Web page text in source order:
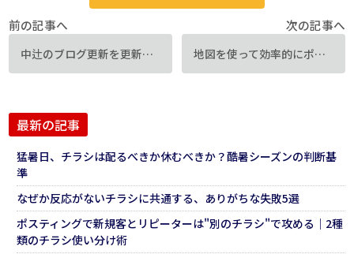
前の記事へ
中辻のブログ更新を更新しました！そんなチラシで大丈夫か？編
次の記事へ
地図を使って効率的にポスティングするコツとは?
最新の記事
猛暑日、チラシは配るべきか休むべきか？酷暑シーズンの判断基
準
なぜか反応がないチラシに共通する、ありがちな失敗5選
ポスティングで新規客とリピーターは"別のチラシ"で攻める｜2種
類のチラシ使い分け術